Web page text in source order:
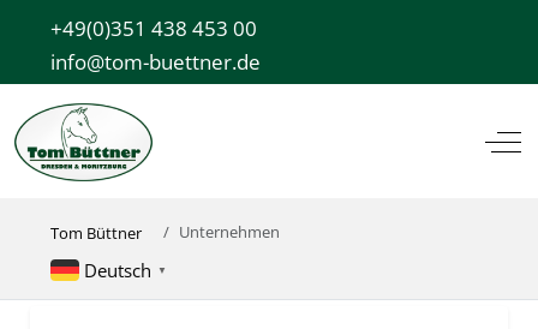
+49(0)351 438 453 00
info@tom-buettner.de
Tom Büttner Unternehmen
Deutsch ▼